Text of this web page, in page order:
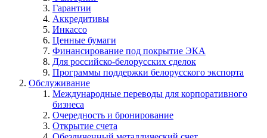
Гарантии
Аккредитивы
Инкассо
Ценные бумаги
Финансирование под покрытие ЭКА
Для российско-белорусских сделок
Программы поддержки белорусского экспорта
Обслуживание
Международные переводы для корпоративного
бизнеса
Очередность и бронирование
Открытие счета